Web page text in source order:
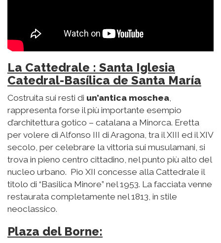
La Cattedrale : Santa Iglesia
Catedral-Basílica de Santa María
Costruita sui resti di un’antica moschea,
rappresenta forse il più importante esempio
d’architettura gotico – catalana a Minorca. Eretta
per volere di Alfonso III di Aragona, tra il XIII ed il XIV
secolo, per celebrare la vittoria sui musulamani, si
trova in pieno centro cittadino, nel punto più alto del
nucleo urbano. Pio XII concesse alla Cattedrale il
titolo di “Basilica Minore” nel 1953. La facciata venne
restaurata completamente nel 1813, in stile
neoclassico.
Plaza del Borne: